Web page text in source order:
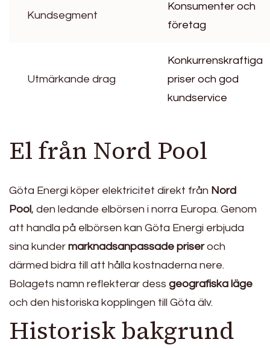
Kundsegment
Konsumenter och
företag
Utmärkande drag
Konkurrenskraftiga
priser och god
kundservice
El från Nord Pool
Göta Energi köper elektricitet direkt från Nord
Pool, den ledande elbörsen i norra Europa. Genom
att handla på elbörsen kan Göta Energi erbjuda
sina kunder marknadsanpassade priseroch
därmed bidra till att hålla kostnaderna nere.
Bolagets namn reflekterar dess geografiska läge
och den historiska kopplingen till Göta älv.
Historisk bakgrund